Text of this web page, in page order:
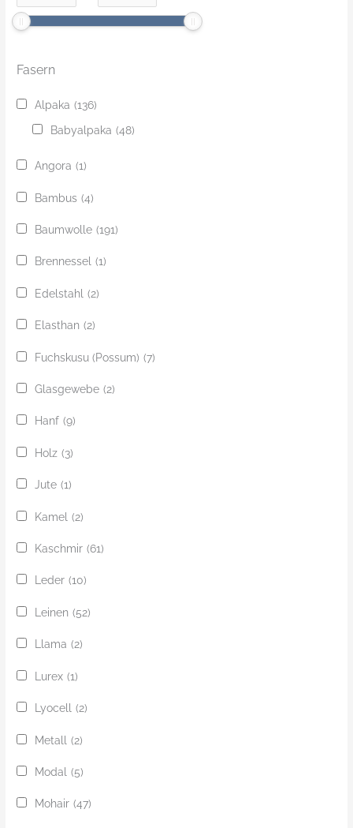
Fasern
Alpaka (136)
Babyalpaka (48)
Angora (1)
Bambus (4)
Baumwolle (191)
Brennessel (1)
Edelstahl (2)
Elasthan (2)
Fuchskusu (Possum) (7)
Glasgewebe (2)
Hanf (9)
Holz (3)
Jute (1)
Kamel (2)
Kaschmir (61)
Leder (10)
Leinen (52)
Llama (2)
Lurex (1)
Lyocell (2)
Metall (2)
Modal (5)
Mohair (47)